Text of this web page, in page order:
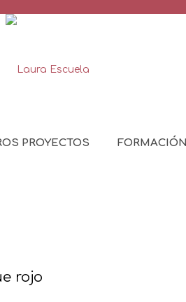
PROYECTOS FORMACIÓN
rojo